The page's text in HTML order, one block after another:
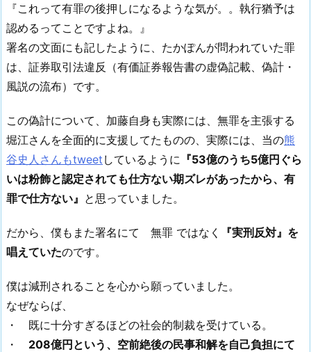
『これって有罪の後押しになるような気が。。執行猶予は
認めるってことですよね。』
署名の文面にも記したように、たかぽんが問われていた罪
は、証券取引法違反（有価証券報告書の虚偽記載、偽計・
風説の流布）です。
この偽計について、加藤自身も実際には、無罪を主張する
堀江さんを全面的に支援してたものの、実際には、当の熊
谷史人さんもtweet しているように 『53億のうち5億円ぐら
いは粉飾と認定されても仕方ない期ズレがあったから、有
罪で仕方ない』 と思っていました。
だから、僕もまた署名にて 無罪 ではなく
『実刑反対』を
唱えていたのです。
僕は減刑されることを心から願っていました。
なぜならば、
・ 既に十分すぎるほどの社会的制裁を受けている。
・ 208億円という、空前絶後の民事和解を自己負担にて